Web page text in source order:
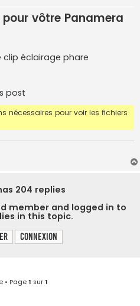
pour vôtre Panamera
clip éclairage phare
post
nécessaires pour voir les fichiers
204 replies
member and logged in to
in this topic.
Connexion
• Page1 sur1